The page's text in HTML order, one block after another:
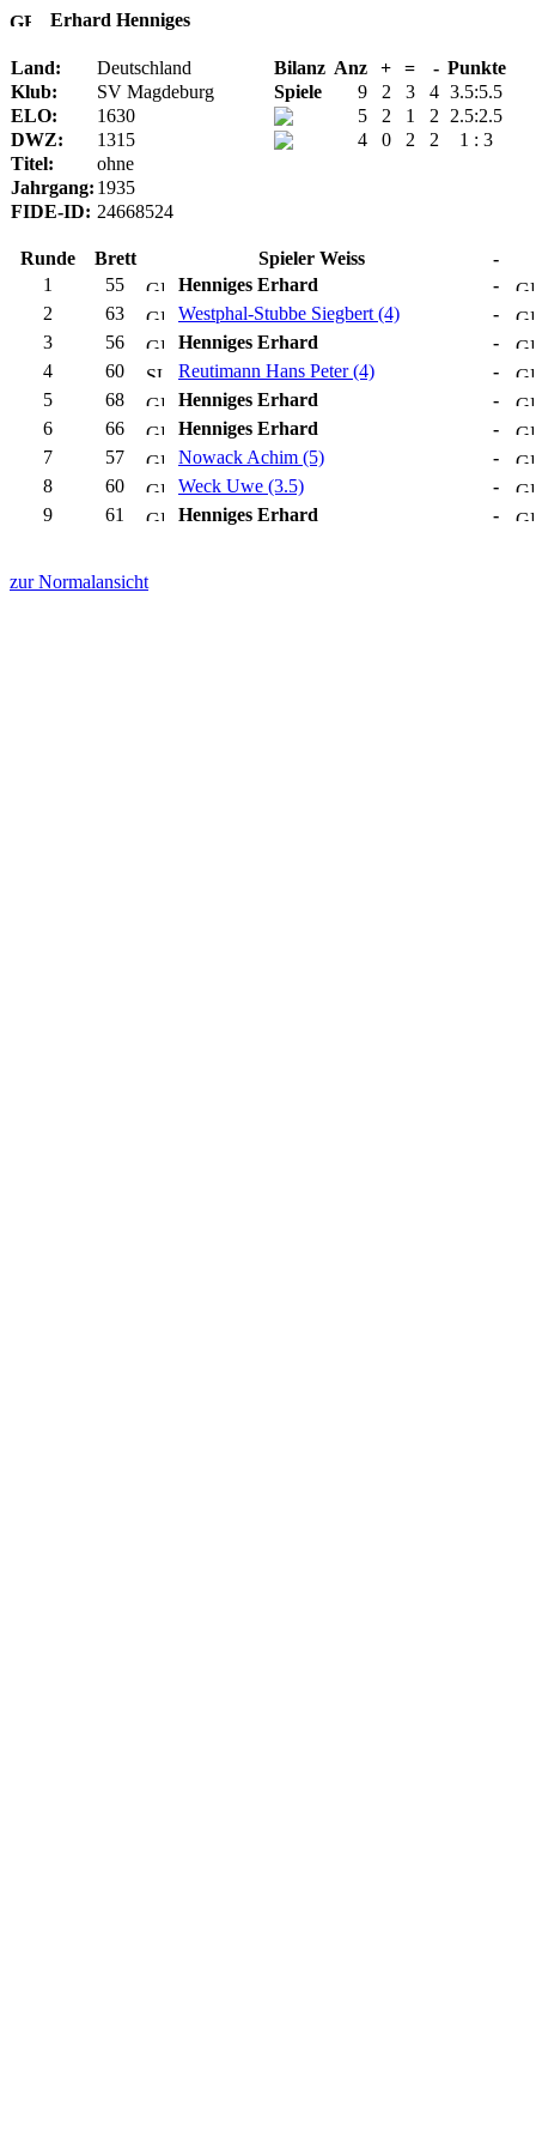
Erhard Henniges
Land: Deutschland Bilanz Anz + = - Punkte
Klub:
SV Magdeburg Spiele 9 2 3 4 3.5:5.5
ELO:
1630 5 2 1 2
2.5:2.5
DWZ:
1315 4 0 2 2
1 : 3
Titel:
ohne
Jahrgang: 1935
FIDE-ID: 24668524
Runde Brett Spieler Weiss
-
1
55 Henniges Erhard
-
2
63 Westphal-Stubbe Siegbert (4)
-
3
56 Henniges Erhard
-
4
60 Reutimann Hans Peter (4)
-
5
68 Henniges Erhard
-
6
66 Henniges Erhard
-
7
57 Nowack Achim (5)
-
8
60 Weck Uwe (3.5)
-
9
61 Henniges Erhard -
zur Normalansicht